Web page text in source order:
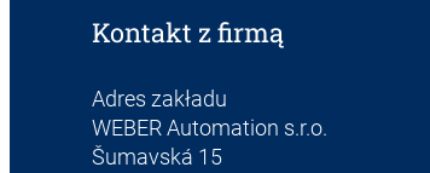
Kontakt z firmą
Adres zakładu
WEBER Automation s.r.o.
Šumavská 15